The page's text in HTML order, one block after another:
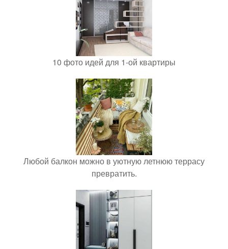
10 фото идей для 1-ой квартиры
Любой балкон можно в уютную летнюю террасу
превратить.